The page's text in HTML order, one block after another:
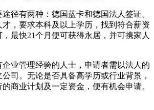
径有两种：德国蓝卡和德国法人签证。
，要求本科及以上学历，找到符合薪资
最快21个月便可获得永居，并可携家人
业管理经验的人士，申请者需以法人的
司。无论是否具备高学历或行业背景，
商业计划及一定资金，便有机会申请。